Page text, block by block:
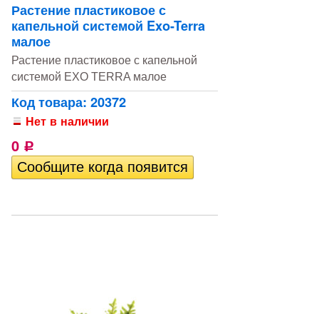
Растение пластиковое с
капельной системой Exo-Terra
малое
Растение пластиковое с капельной
системой EXO TERRA малое
Код товара: 20372
Нет в наличии
0 Р